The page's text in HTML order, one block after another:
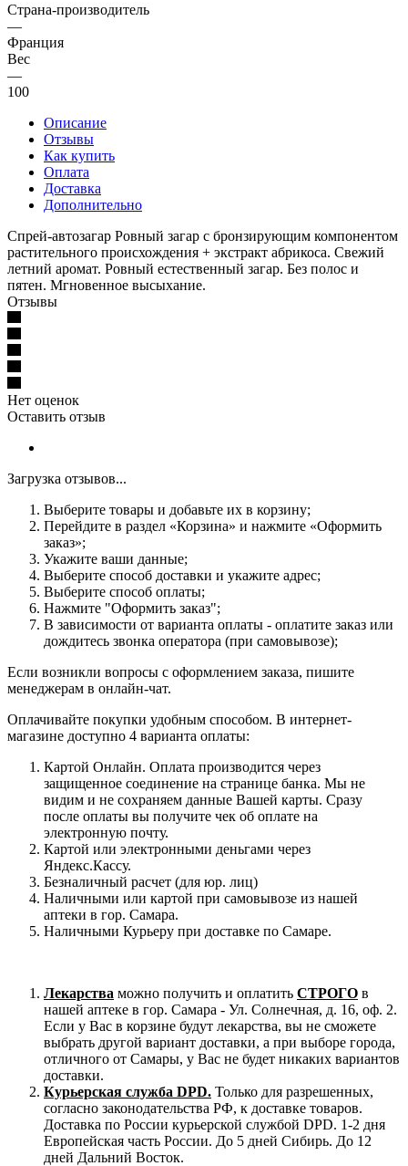
Страна-производитель
—
Франция
Вес
—
100
Описание
Отзывы
Как купить
Оплата
Доставка
Дополнительно
Спрей-автозагар Ровный загар с бронзирующим компонентом
растительного происхождения + экстракт абрикоса. Свежий
летний аромат. Ровный естественный загар. Без полос и
пятен. Мгновенное высыхание.
Отзывы
Нет оценок
Оставить отзыв
Загрузка отзывов...
Выберите товары и добавьте их в корзину;
Перейдите в раздел «Корзина» и нажмите «Оформить
заказ»;
Укажите ваши данные;
Выберите способ доставки и укажите адрес;
Выберите способ оплаты;
Нажмите "Оформить заказ";
В зависимости от варианта оплаты - оплатите заказ или
дождитесь звонка оператора (при самовывозе);
Если возникли вопросы с оформлением заказа, пишите
менеджерам в онлайн-чат.
Оплачивайте покупки удобным способом. В интернет-
магазине доступно 4 варианта оплаты:
Картой Онлайн. Оплата производится через
защищенное соединение на странице банка. Мы не
видим и не сохраняем данные Вашей карты. Сразу
после оплаты вы получите чек об оплате на
электронную почту.
Картой или электронными деньгами через
Яндекс.Кассу.
Безналичный расчет (для юр. лиц)
Наличными или картой при самовывозе из нашей
аптеки в гор. Самара.
Наличными Курьеру при доставке по Самаре.
Лекарства можно получить и оплатить СТРОГО в
нашей аптеке в гор. Самара - Ул. Солнечная, д. 16, оф. 2.
Если у Вас в корзине будут лекарства, вы не сможете
выбрать другой вариант доставки, а при выборе города,
отличного от Самары, у Вас не будет никаких вариантов
доставки.
Курьерская служба DPD. Только для разрешенных,
согласно законодательства РФ, к доставке товаров.
Доставка по России курьерской службой DPD. 1-2 дня
Европейская часть России. До 5 дней Сибирь. До 12
дней Дальний Восток.